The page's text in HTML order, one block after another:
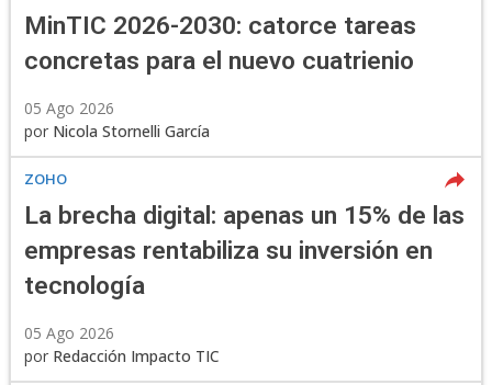
MinTIC 2026-2030: catorce tareas
concretas para el nuevo cuatrienio
05 Ago 2026
por Nicola Stornelli García
ZOHO
La brecha digital: apenas un 15% de las
empresas rentabiliza su inversión en
tecnología
05 Ago 2026
por Redacción Impacto TIC